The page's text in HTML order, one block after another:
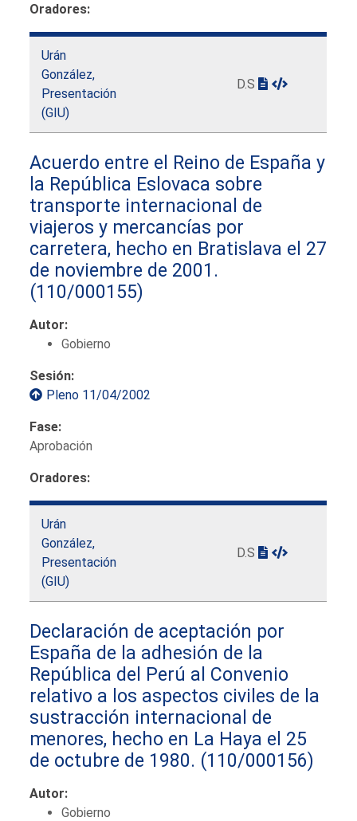
Oradores:
Urán
González,
Presentación
(GIU)
D.S
Acuerdo entre el Reino de España y
la República Eslovaca sobre
transporte internacional de
viajeros y mercancías por
carretera, hecho en Bratislava el 27
de noviembre de 2001.
(110/000155)
Autor:
Gobierno
Sesión:
Pleno 11/04/2002
Fase:
Aprobación
Oradores:
Urán
González,
Presentación
(GIU)
D.S
Declaración de aceptación por
España de la adhesión de la
República del Perú al Convenio
relativo a los aspectos civiles de la
sustracción internacional de
menores, hecho en La Haya el 25
de octubre de 1980. (110/000156)
Autor:
Gobierno